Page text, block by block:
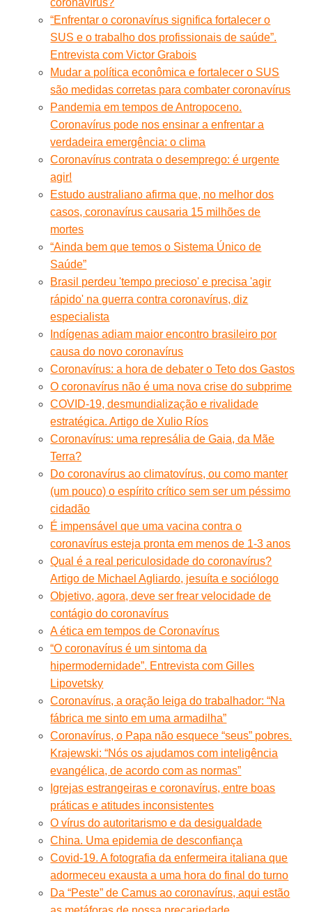
“Enfrentar o coronavírus significa fortalecer o
SUS e o trabalho dos profissionais de saúde”.
Entrevista com Victor Grabois
Mudar a política econômica e fortalecer o SUS
são medidas corretas para combater coronavírus
Pandemia em tempos de Antropoceno.
Coronavírus pode nos ensinar a enfrentar a
verdadeira emergência: o clima
Coronavírus contrata o desemprego: é urgente
agir!
Estudo australiano afirma que, no melhor dos
casos, coronavírus causaria 15 milhões de
mortes
“Ainda bem que temos o Sistema Único de
Saúde”
Brasil perdeu 'tempo precioso' e precisa 'agir
rápido' na guerra contra coronavírus, diz
especialista
Indígenas adiam maior encontro brasileiro por
causa do novo coronavírus
Coronavírus: a hora de debater o Teto dos Gastos
O coronavírus não é uma nova crise do subprime
COVID-19, desmundialização e rivalidade
estratégica. Artigo de Xulio Ríos
Coronavírus: uma represália de Gaia, da Mãe
Terra?
Do coronavírus ao climatovírus, ou como manter
(um pouco) o espírito crítico sem ser um péssimo
cidadão
É impensável que uma vacina contra o
coronavírus esteja pronta em menos de 1-3 anos
Qual é a real periculosidade do coronavírus?
Artigo de Michael Agliardo, jesuíta e sociólogo
Objetivo, agora, deve ser frear velocidade de
contágio do coronavírus
A ética em tempos de Coronavírus
“O coronavírus é um sintoma da
hipermodernidade”. Entrevista com Gilles
Lipovetsky
Coronavírus, a oração leiga do trabalhador: “Na
fábrica me sinto em uma armadilha”
Coronavírus, o Papa não esquece “seus” pobres.
Krajewski: “Nós os ajudamos com inteligência
evangélica, de acordo com as normas”
Igrejas estrangeiras e coronavírus, entre boas
práticas e atitudes inconsistentes
O vírus do autoritarismo e da desigualdade
China. Uma epidemia de desconfiança
Covid-19. A fotografia da enfermeira italiana que
adormeceu exausta a uma hora do final do turno
Da “Peste” de Camus ao coronavírus, aqui estão